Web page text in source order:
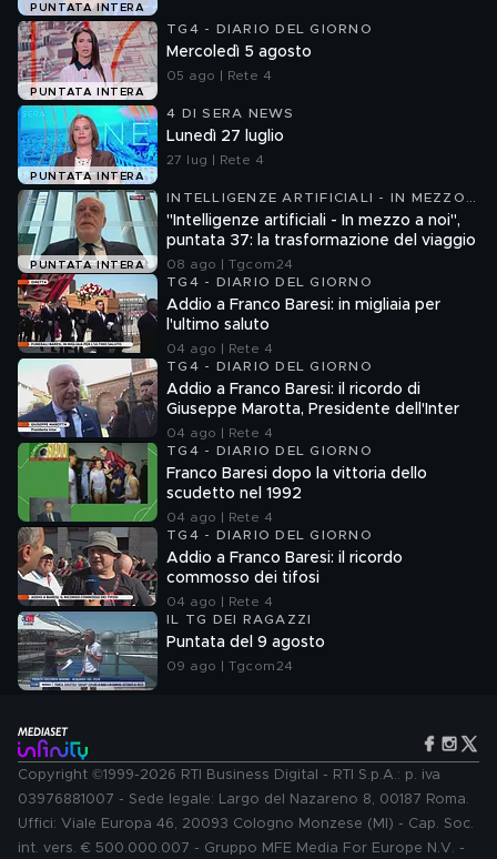
PUNTATA INTERA
PUNTATA INTERA
TG4 - DIARIO DEL GIORNO
Mercoledì 5 agosto
05 ago | Rete 4
PUNTATA INTERA
4 DI SERA NEWS
Lunedì 27 luglio
27 lug | Rete 4
PUNTATA INTERA
INTELLIGENZE ARTIFICIALI - IN MEZZO
A NOI
"Intelligenze artificiali - In mezzo a noi",
puntata 37: la trasformazione del viaggio
08 ago | Tgcom24
TG4 - DIARIO DEL GIORNO
Addio a Franco Baresi: in migliaia per
l'ultimo saluto
04 ago | Rete 4
TG4 - DIARIO DEL GIORNO
Addio a Franco Baresi: il ricordo di
Giuseppe Marotta, Presidente dell'Inter
04 ago | Rete 4
TG4 - DIARIO DEL GIORNO
Franco Baresi dopo la vittoria dello
scudetto nel 1992
04 ago | Rete 4
TG4 - DIARIO DEL GIORNO
Addio a Franco Baresi: il ricordo
commosso dei tifosi
04 ago | Rete 4
IL TG DEI RAGAZZI
Puntata del 9 agosto
09 ago | Tgcom24
Copyright ©1999-2026 RTI Business Digital - RTI S.p.A.: p. iva
03976881007 - Sede legale: Largo del Nazareno 8, 00187 Roma.
Uffici: Viale Europa 46, 20093 Cologno Monzese (MI) - Cap. Soc.
int. vers. € 500.000.007 - Gruppo MFE Media For Europe N.V. -